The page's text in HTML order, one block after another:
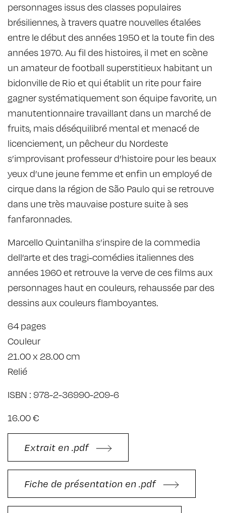
personnages issus des classes populaires
brésiliennes, à travers quatre nouvelles étalées
entre le début des années 1950 et la toute fin des
années 1970. Au fil des histoires, il met en scène
un amateur de football superstitieux habitant un
bidonville de Rio et qui établit un rite pour faire
gagner systématiquement son équipe favorite, un
manutentionnaire travaillant dans un marché de
fruits, mais déséquilibré mental et menacé de
licenciement, un pêcheur du Nordeste
s’improvisant professeur d’histoire pour les beaux
yeux d’une jeune femme et enfin un employé de
cirque dans la région de São Paulo qui se retrouve
dans une très mauvaise posture suite à ses
fanfaronnades.
Marcello Quintanilha s’inspire de la commedia
dell’arte et des tragi-comédies italiennes des
années 1960 et retrouve la verve de ces films aux
personnages haut en couleurs, rehaussée par des
dessins aux couleurs flamboyantes.
64 pages
Couleur
21.00 x 28.00 cm
Relié
ISBN : 978-2-36990-209-6
16.00 €
Extrait en .pdf
Fiche de présentation en .pdf